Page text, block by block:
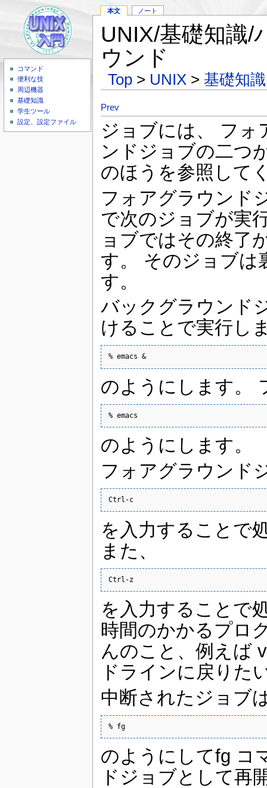
コマンド
便利な技
周辺機器
基礎知識
学生ツール
設定、設定ファイル
本文 ノート
UNIX/基礎知識/
ウンド
Top > UNIX > 基礎知識
Prev
ジョブには、 フォ
ンドジョブの二つ
のほうを参照して
フォアグラウンド
で次のジョブが実
ョブではその終了
す。 そのジョブは
す。
バックグラウンド
けることで実行し
% emacs &
のようにします。
% emacs
のようにします。
フォアグラウンド
Ctrl-c
を入力することで
また、
Ctrl-z
を入力することで
時間のかかるプロ
んのこと、例えば
ドラインに戻りた
中断されたジョブ
% fg
のようにしてfg コ
ドジョブとして再